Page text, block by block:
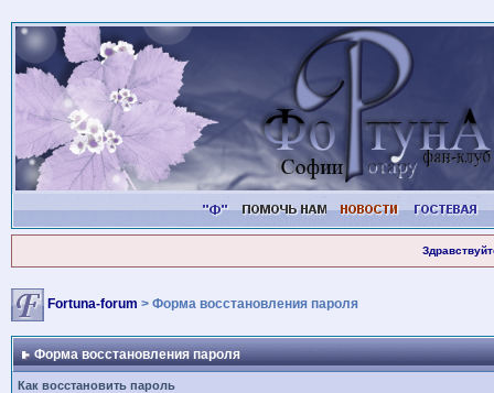
Fortuna-forum > Форма восстановления пароля
Форма восстановления пароля
Как восстановить пароль